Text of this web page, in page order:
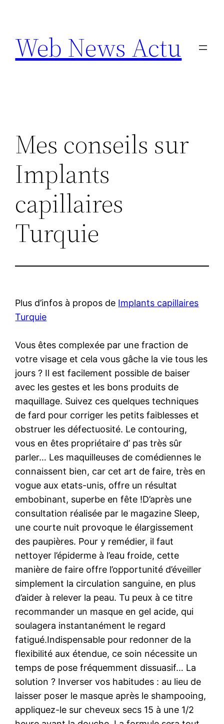
contenu
Web News Actu
Mes conseils sur
Implants
capillaires
Turquie
Plus d’infos à propos de Implants capillaires
Turquie
Vous êtes complexée par une fraction de
votre visage et cela vous gâche la vie tous les
jours ? Il est facilement possible de baiser
avec les gestes et les bons produits de
maquillage. Suivez ces quelques techniques
de fard pour corriger les petits faiblesses et
obstruer les défectuosité. Le contouring,
vous en êtes propriétaire d’ pas très sûr
parler… Les maquilleuses de comédiennes le
connaissent bien, car cet art de faire, très en
vogue aux etats-unis, offre un résultat
embobinant, superbe en fête !D’après une
consultation réalisée par le magazine Sleep,
une courte nuit provoque le élargissement
des paupières. Pour y remédier, il faut
nettoyer l’épiderme à l’eau froide, cette
manière de faire offre l’opportunité d’éveiller
simplement la circulation sanguine, en plus
d’aider à relever la peau. Tu peux à ce titre
recommander un masque en gel acide, qui
soulagera instantanément le regard
fatigué.Indispensable pour redonner de la
flexibilité aux étendue, ce soin nécessite un
temps de pose fréquemment dissuasif… La
solution ? Inverser vos habitudes : au lieu de
laisser poser le masque après le shampooing,
appliquez-le sur cheveux secs 15 à une 1/2